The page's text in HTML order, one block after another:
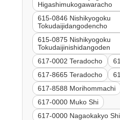
Higashimukogawaracho
615-0846 Nishikyogoku
Tokudaijidangodencho
615-0875 Nishikyogoku
Tokudaijinishidangoden
617-0002 Teradocho
617-8665 Teradocho
617-8588 Morihommachi
617-0000 Muko Shi
617-0000 Nagaokakyo Shi